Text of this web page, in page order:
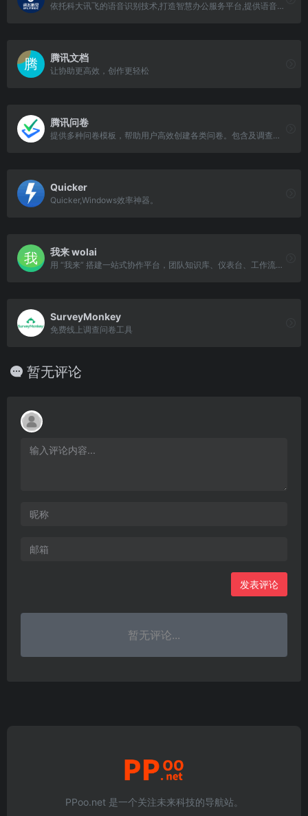
依托科大讯飞的语音识别技术,打造智慧办公服务平台,提供语音转文字、录音转文字、视频会议、视频转文字、视频加字幕、同声翻译等服务,可满足多样化的语音转文字需求,致力于提高办公效率。
腾讯文档
让协助更高效，创作更轻松
腾讯问卷
提供多种问卷模板，帮助用户高效创建各类问卷。包含及调查模板、测试模板、满意度调查模板、疫情信息收集模板等。
Quicker
Quicker,Windows效率神器。
我来 wolai
用 “我来” 搭建一站式协作平台，团队知识库、仪表台、工作流、内部应用、外部网站与个人云端笔记、待办……开箱即用！
SurveyMonkey
免费线上调查问卷工具
暂无评论
发表评论
暂无评论...
PPoo.net 是一个关注未来科技的导航站。